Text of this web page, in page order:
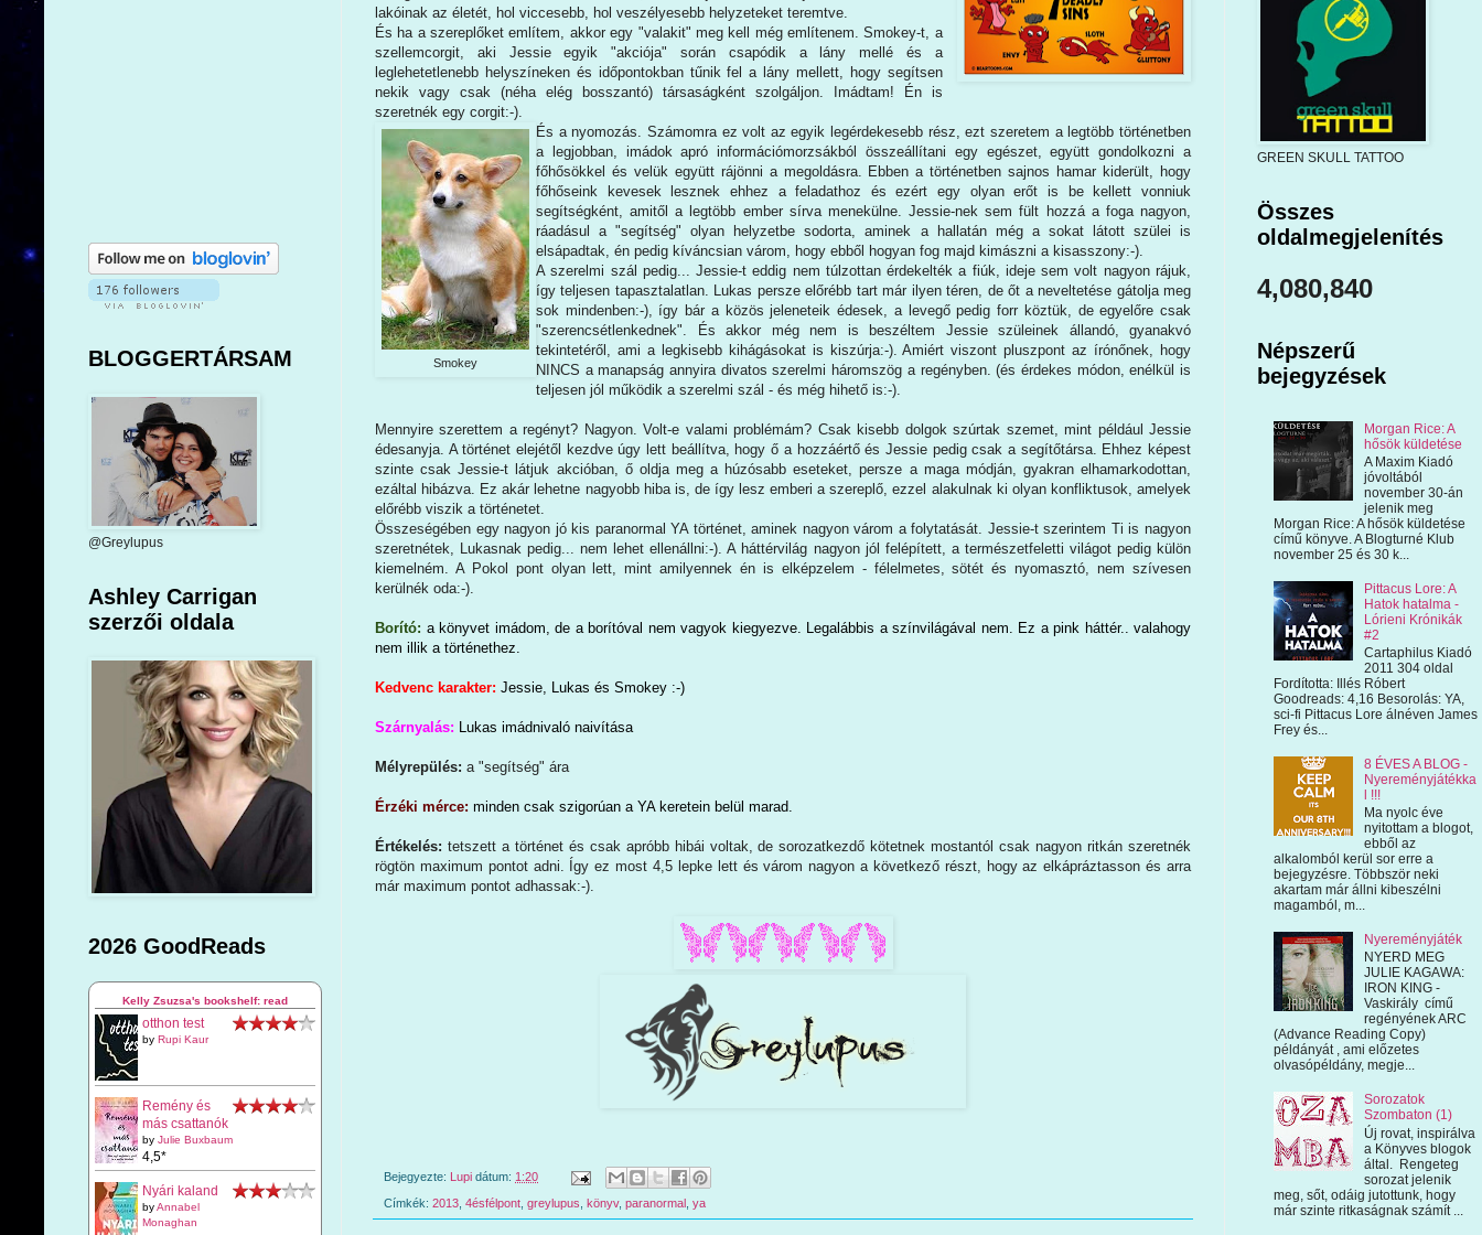
lakóinak az életét, hol viccesebb, hol veszélyesebb helyzeteket teremtve.
És ha a szereplőket említem, akkor egy "valakit" meg kell még említenem. Smokey-t, a
szellemcorgit, aki Jessie egyik "akciója" során csapódik a lány mellé és a
leglehetetlenebb helyszíneken és időpontokban tűnik fel a lány mellett, hogy segítsen
nekik vagy csak (néha elég bosszantó) társaságként szolgáljon. Imádtam! Én is
szeretnék egy corgit:-).
Smokey
És a nyomozás. Számomra ez volt az egyik legérdekesebb rész, ezt szeretem a legtöbb történetben
a legjobban, imádok apró információmorzsákból összeállítani egy egészet, együtt gondolkozni a
főhősökkel és velük együtt rájönni a megoldásra. Ebben a történetben sajnos hamar kiderült, hogy
főhőseink kevesek lesznek ehhez a feladathoz és ezért egy olyan erőt is be kellett vonniuk
segítségként, amitől a legtöbb ember sírva menekülne. Jessie-nek sem fült hozzá a foga nagyon,
ráadásul a "segítség" olyan helyzetbe sodorta, aminek a hallatán még a sokat látott szülei is
elsápadtak, én pedig kíváncsian várom, hogy ebből hogyan fog majd kimászni a kisasszony:-).
A szerelmi szál pedig... Jessie-t eddig nem túlzottan érdekelték a fiúk, ideje sem volt nagyon rájuk,
így teljesen tapasztalatlan. Lukas persze előrébb tart már ilyen téren, de őt a neveltetése gátolja meg
sok mindenben:-), így bár a közös jeleneteik édesek, a levegő pedig forr köztük, de egyelőre csak
"szerencsétlenkednek". És akkor még nem is beszéltem Jessie szüleinek állandó, gyanakvó
tekintetéről, ami a legkisebb kihágásokat is kiszúrja:-). Amiért viszont pluszpont az írónőnek, hogy
NINCS a manapság annyira divatos szerelmi háromszög a regényben. (és érdekes módon, enélkül is
teljesen jól működik a szerelmi szál - és még hihető is:-).
Mennyire szerettem a regényt? Nagyon. Volt-e valami problémám? Csak kisebb dolgok szúrtak szemet, mint például Jessie
édesanyja. A történet elejétől kezdve úgy lett beállítva, hogy ő a hozzáértő és Jessie pedig csak a segítőtársa. Ehhez képest
szinte csak Jessie-t látjuk akcióban, ő oldja meg a húzósabb eseteket, persze a maga módján, gyakran elhamarkodottan,
ezáltal hibázva. Ez akár lehetne nagyobb hiba is, de így lesz emberi a szereplő, ezzel alakulnak ki olyan konfliktusok, amelyek
előrébb viszik a történetet.
Összeségében egy nagyon jó kis paranormal YA történet, aminek nagyon várom a folytatását. Jessie-t szerintem Ti is nagyon
szeretnétek, Lukasnak pedig... nem lehet ellenállni:-). A háttérvilág nagyon jól felépített, a természetfeletti világot pedig külön
kiemelném. A Pokol pont olyan lett, mint amilyennek én is elképzelem - félelmetes, sötét és nyomasztó, nem szívesen
kerülnék oda:-).
Borító: a könyvet imádom, de a borítóval nem vagyok kiegyezve. Legalábbis a színvilágával nem. Ez a pink háttér.. valahogy
nem illik a történethez.
Kedvenc karakter: Jessie, Lukas és Smokey :-)
Szárnyalás: Lukas imádnivaló naivítása
Mélyrepülés: a "segítség" ára
Érzéki mérce: minden csak szigorúan a YA keretein belül marad.
Értékelés: tetszett a történet és csak apróbb hibái voltak, de sorozatkezdő kötetnek mostantól csak nagyon ritkán szeretnék
rögtön maximum pontot adni. Így ez most 4,5 lepke lett és várom nagyon a következő részt, hogy az elkápráztasson és arra
már maximum pontot adhassak:-).
Bejegyezte: Lupi dátum: 1:20
Címkék: 2013 4ésfélpont greylupus könyv, paranormal ya
BLOGGERTÁRSAM
@Greylupus
Ashley Carrigan
szerzői oldala
2026 GoodReads
Kelly Zsuzsa's bookshelf: read
otthon test
by Rupi Kaur
Remény és
más csattanók
by Julie Buxbaum
4,5*
Nyári kaland
byAnnabel
Monaghan
GREEN SKULL TATTOO
Összes
oldalmegjelenítés
4,080,840
Népszerű
bejegyzések
Morgan Rice: A
hősök küldetése
A Maxim Kiadó
jóvoltából
november 30-án
jelenik meg
Morgan Rice: A hősök küldetése
című könyve. A Blogturné Klub
november 25 és 30 k...
Pittacus Lore: A
Hatok hatalma -
Lórieni Krónikák
#2
Cartaphilus Kiadó
2011 304 oldal
Fordította: Illés Róbert
Goodreads: 4,16 Besorolás: YA,
sci-fi Pittacus Lore álnéven James
Frey és...
8 ÉVES A BLOG -
Nyereményjátékka
l !!!
Ma nyolc éve
nyitottam a blogot,
ebből az
alkalomból kerül sor erre a
bejegyzésre. Többször neki
akartam már állni kibeszélni
magamból, m...
Nyereményjáték
NYERD MEG
JULIE KAGAWA:
IRON KING -
Vaskirály című
regényének ARC
(Advance Reading Copy)
példányát , ami előzetes
olvasópéldány, megje...
Sorozatok
Szombaton (1)
Új rovat, inspirálva
a Könyves blogok
által. Rengeteg
sorozat jelenik
meg, sőt, odáig jutottunk, hogy
már szinte ritkaságnak számít ...